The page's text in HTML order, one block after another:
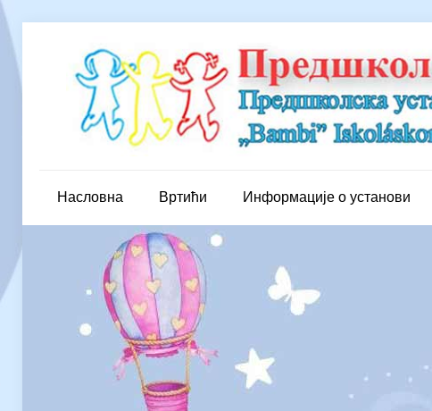
Насловна Вртићи Информације о установи